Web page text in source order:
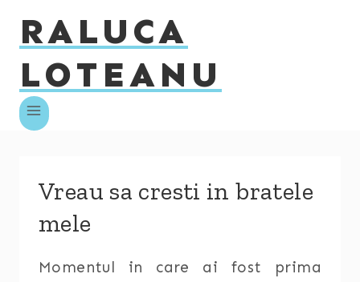
RALUCA
LOTEANU
Vreau sa cresti in bratele
mele
Momentul in care ai fost prima